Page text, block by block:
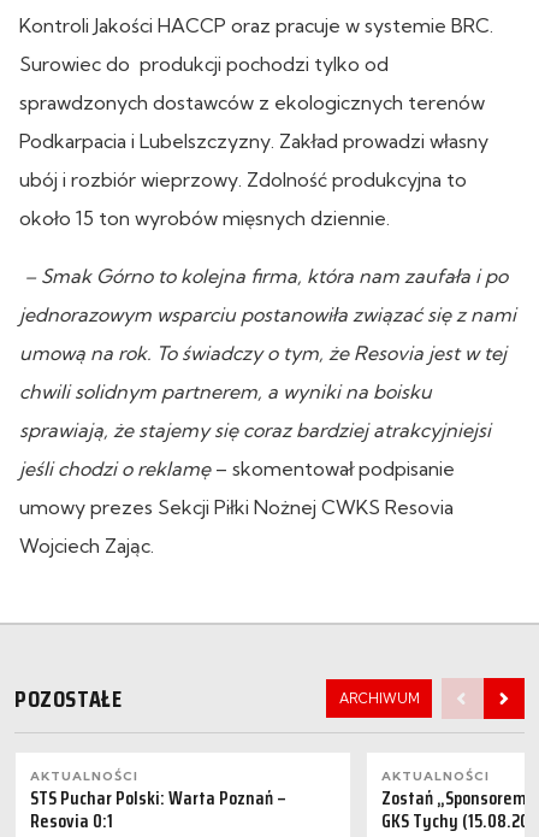
Kontroli Jakości HACCP oraz pracuje w systemie BRC.
Surowiec do produkcji pochodzi tylko od
sprawdzonych dostawców z ekologicznych terenów
Podkarpacia i Lubelszczyzny. Zakład prowadzi własny
ubój i rozbiór wieprzowy. Zdolność produkcyjna to
około 15 ton wyrobów mięsnych dziennie.
– Smak Górno to kolejna firma, która nam zaufała i po
jednorazowym wsparciu postanowiła związać się z nami
umową na rok. To świadczy o tym, że Resovia jest w tej
chwili solidnym partnerem, a wyniki na boisku
sprawiają, że stajemy się coraz bardziej atrakcyjniejsi
jeśli chodzi o reklamę – skomentował podpisanie
umowy prezes Sekcji Piłki Nożnej CWKS Resovia
Wojciech Zając.
POZOSTAŁE ARCHIWUM
AKTUALNOŚCI
STS Puchar Polski: Warta Poznań –
Resovia 0:1
AKTUALNOŚCI
Zostań „Sponsorem
GKS Tychy